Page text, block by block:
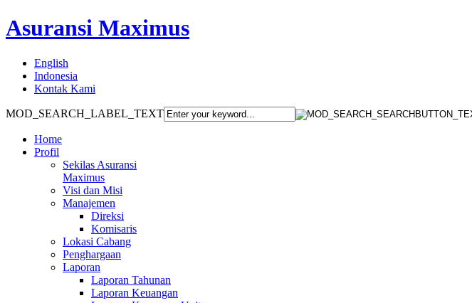
Asuransi Maximus
English
Indonesia
Kontak Kami
MOD_SEARCH_LABEL_TEXT
Home
Profil
Sekilas Asuransi
Maximus
Visi dan Misi
Manajemen
Direksi
Komisaris
Lokasi Cabang
Penghargaan
Laporan
Laporan Tahunan
Laporan Keuangan